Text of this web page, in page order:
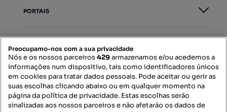
PORTAIS
Contacte-nos
SIGA-NOS:
Preocupamo-nos com a sua privacidade
Nós e os nossos parceiros429armazenamos e/ou acedemos a
informações num dispositivo, tais como identificadores únicos
em cookies para tratar dados pessoais. Pode aceitar ou gerir as
suas escolhas clicando abaixo ou em qualquer momento na
página da política de privacidade. Estas escolhas serão
sinalizadas aos nossos parceiros e não afetarão os dados de